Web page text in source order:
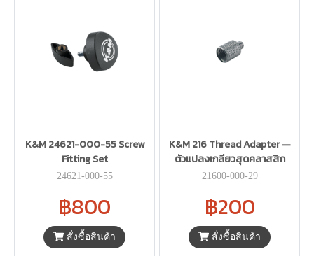
K&M 24621-000-55 Screw
Fitting Set
24621-000-55
฿800
สั่งซื้อสินค้า
K&M 216 Thread Adapter —
ตัวแปลงเกลียวสุดคลาสสิก
21600-000-29
฿200
สั่งซื้อสินค้า